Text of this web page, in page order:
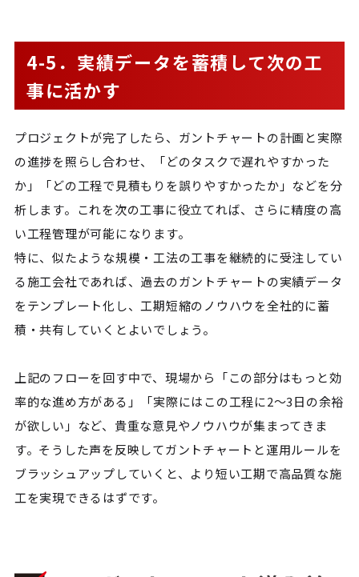
4-5．実績データを蓄積して次の工
事に活かす
プロジェクトが完了したら、ガントチャートの計画と実際
の進捗を照らし合わせ、「どのタスクで遅れやすかった
か」「どの工程で見積もりを誤りやすかったか」などを分
析します。これを次の工事に役立てれば、さらに精度の高
い工程管理が可能になります。
特に、似たような規模・工法の工事を継続的に受注してい
る施工会社であれば、過去のガントチャートの実績データ
をテンプレート化し、工期短縮のノウハウを全社的に蓄
積・共有していくとよいでしょう。
上記のフローを回す中で、現場から「この部分はもっと効
率的な進め方がある」「実際にはこの工程に2～3日の余裕
が欲しい」など、貴重な意見やノウハウが集まってきま
す。そうした声を反映してガントチャートと運用ルールを
ブラッシュアップしていくと、より短い工期で高品質な施
工を実現できるはずです。